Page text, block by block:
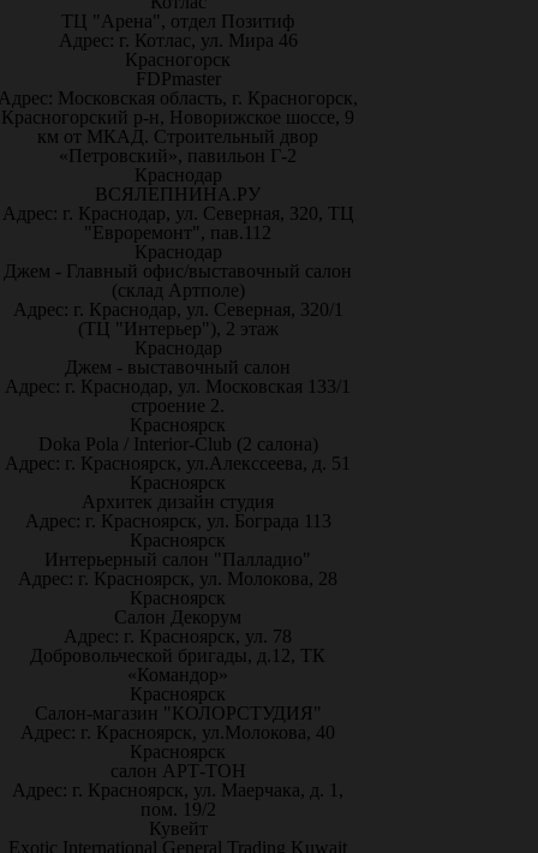
ТЦ "Арена", отдел Позитиф
Адрес: г. Котлас, ул. Мира 46
Красногорск
FDPmaster
Московская область, г. Красногорск,
Красногорский р-н, Новорижское шоссе, 9
км от МКАД. Строительный двор
«Петровский», павильон Г-2
Краснодар
ВСЯЛЕПНИНА.РУ
Адрес: г. Краснодар, ул. Северная, 320, ТЦ
"Евроремонт", пав.112
Краснодар
Джем - Главный офис/выставочный салон
(склад Артполе)
Адрес: г. Краснодар, ул. Северная, 320/1
(ТЦ "Интерьер"), 2 этаж
Краснодар
Джем - выставочный салон
Адрес: г. Краснодар, ул. Московская 133/1
строение 2.
Красноярск
Doka Pola / Interior-Club (2 салона)
Адрес: г. Красноярск, ул.Алекссеева, д. 51
Красноярск
Архитек дизайн студия
Адрес: г. Красноярск, ул. Бограда 113
Красноярск
Интерьерный салон "Палладио"
Адрес: г. Красноярск, ул. Молокова, 28
Красноярск
Салон Декорум
Адрес: г. Красноярск, ул. 78
Добровольческой бригады, д.12, ТК
«Командор»
Красноярск
Салон-магазин "КОЛОРСТУДИЯ"
Адрес: г. Красноярск, ул.Молокова, 40
Красноярск
салон АРТ-ТОН
Адрес: г. Красноярск, ул. Маерчака, д. 1,
пом. 19/2
Кувейт
Exotic International General Trading Kuwait